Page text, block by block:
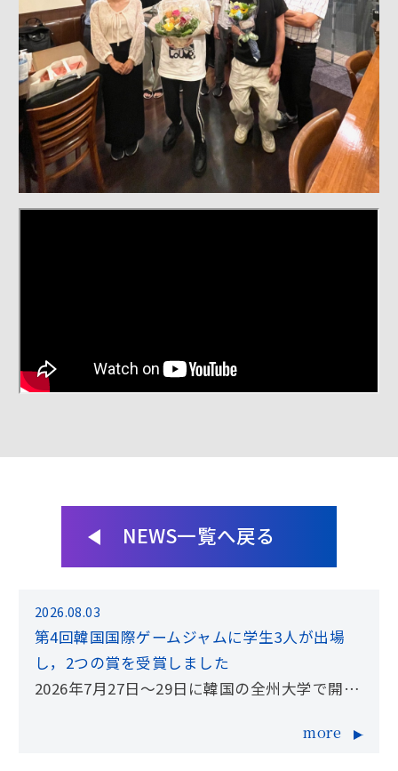
NEWS一覧へ戻る
2026.08.03
第4回韓国国際ゲームジャムに学生3人が出場
し，2つの賞を受賞しました
2026年7月27日〜29日に韓国の全州大学で開催
Jeonju 2026に数理情報工学科3年生の坂西紗
more